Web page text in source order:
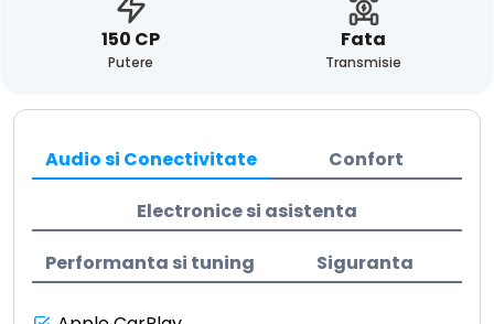
150 CP
Putere
Fata
Transmisie
Audio si Conectivitate Confort
Electronice si asistenta
Performanta si tuning Siguranta